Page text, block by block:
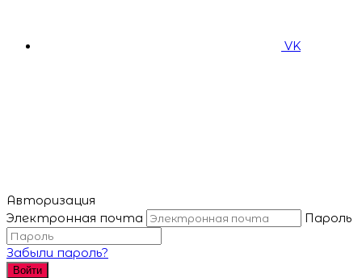
VK
Авторизация
Электронная почта
Пароль
Забыли пароль?
Войти